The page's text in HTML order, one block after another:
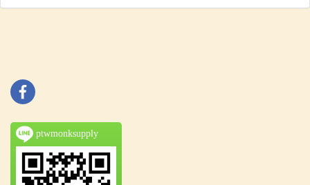
ptwmonksupply